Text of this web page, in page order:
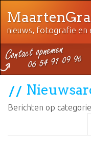
nieuws, fotografie en
Berichten op